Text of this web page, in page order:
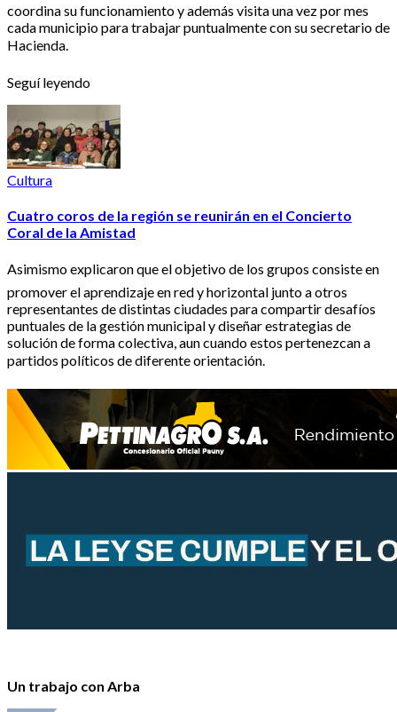
coordina su funcionamiento y además visita una vez por mes
cada municipio para trabajar puntualmente con su secretario de
Hacienda.
Seguí leyendo
Cultura
Cuatro coros de la región se reunirán en el Concierto
Coral de la Amistad
Asimismo explicaron que el objetivo de los grupos consiste en
promover el aprendizaje en red y horizontal junto a otros
representantes de distintas ciudades para compartir desafíos
puntuales de la gestión municipal y diseñar estrategias de
solución de forma colectiva, aun cuando estos pertenezcan a
partidos políticos de diferente orientación.
Un trabajo con Arba